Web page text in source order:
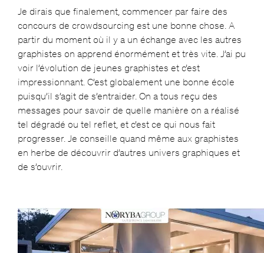
Je dirais que finalement, commencer par faire des
concours de crowdsourcing est une bonne chose. A
partir du moment où il y a un échange avec les autres
graphistes on apprend énormément et très vite. J’ai pu
voir l’évolution de jeunes graphistes et c’est
impressionnant. C’est globalement une bonne école
puisqu’il s’agit de s’entraider. On a tous reçu des
messages pour savoir de quelle manière on a réalisé
tel dégradé ou tel reflet, et c’est ce qui nous fait
progresser. Je conseille quand même aux graphistes
en herbe de découvrir d’autres univers graphiques et
de s’ouvrir.